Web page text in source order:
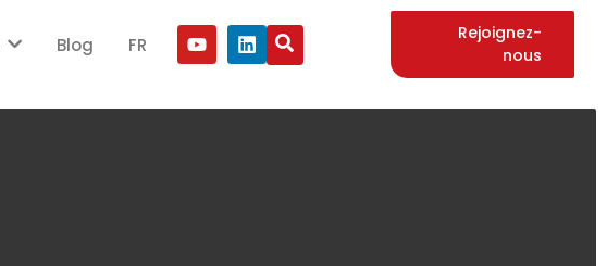
Blog FR
Rejoignez-
nous